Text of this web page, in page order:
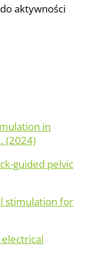
aktywności
in
(2024)
guided pelvic
stimulation for